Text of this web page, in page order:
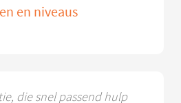
en niveaus
die snel passend hulp